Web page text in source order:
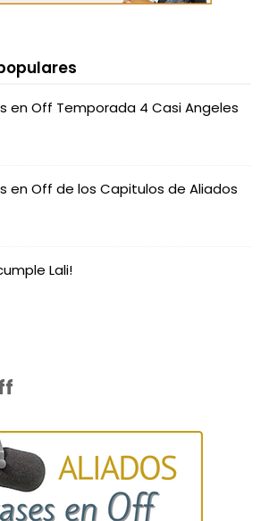
en Off Temporada 4 Casi Angeles
en Off de los Capitulos de Aliados
Lali!